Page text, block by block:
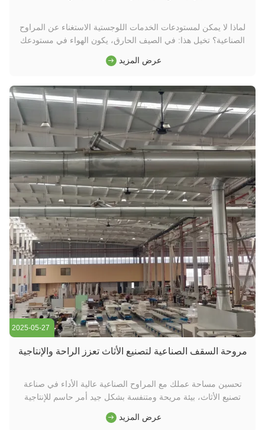
لماذا لا يمكن لمستودعات الخدمات اللوجستية الاستغناء عن المراوح
الصناعية؟ تخيل هذا: في الصيف الحارق، يكون الهواء في مستودعك
متعبين وأقل كفاءة فحسب - بل يمكن أن يتلف البضائع المخزنة أيضًا.
عرض المزيد
2025-05-27
مروحة السقف الصناعية لتصنيع الأثاث تعزز الراحة والإنتاجية
تحسين مساحة عملك مع المراوح الصناعية عالية الأداء في صناعة
تصنيع الأثاث، بيئة مريحة ومتنفسة بشكل جيد أمر حاسم للإنتاجية
المثالي للورش الكبيرة وأرضيات الإنتاج. الفوائد الرئيسية: ✔ تحسين
عرض المزيد